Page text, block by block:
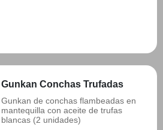
Gunkan Conchas Trufadas
Gunkan de conchas flambeadas en
mantequilla con aceite de trufas
blancas (2 unidades)